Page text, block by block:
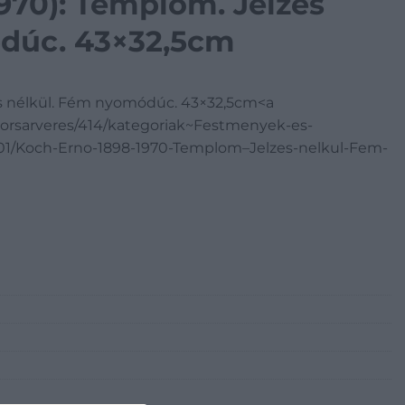
43×32,5cm
nélkül. Fém nyomódúc. 43×32,5cm<a
414/kategoriak~Festmenyek-es-
Koch-Erno-1898-1970-Templom–Jelzes-nelkul-Fem-